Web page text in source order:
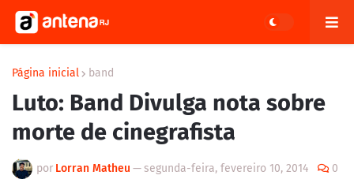
Página inicial band
Luto: Band Divulga nota sobre
morte de cinegrafista
por Lorran Matheu — segunda-feira, fevereiro 10, 2014 0